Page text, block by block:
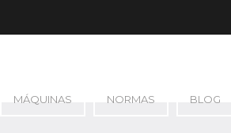
MÁQUINAS NORMAS BLOG